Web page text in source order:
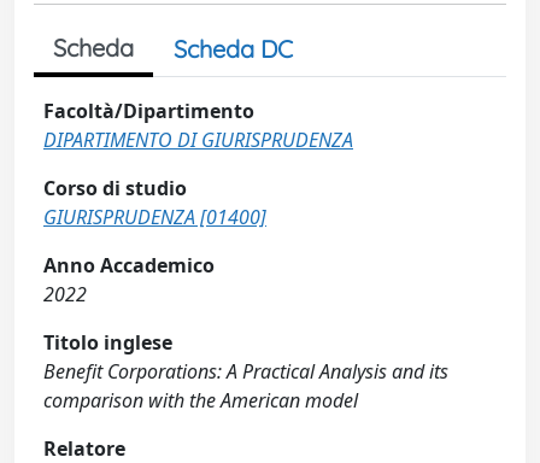
Scheda Scheda DC
Facoltà/Dipartimento
DIPARTIMENTO DI GIURISPRUDENZA
Corso di studio
GIURISPRUDENZA [01400]
Anno Accademico
2022
Titolo inglese
Benefit Corporations: A Practical Analysis and its
comparison with the American model
Relatore